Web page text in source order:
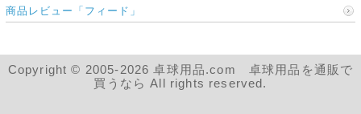
商品レビュー「フィード」
Copyright © 2005-2026 卓球用品.com 卓球用品を通販で
買うなら All rights reserved.